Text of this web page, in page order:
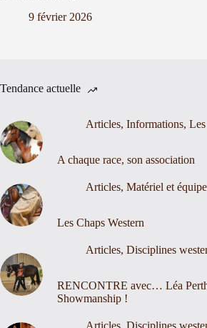
9 février 2026
Tendance actuelle
Articles, Informations,
A chaque race, son association
Articles, Matériel et
Les Chaps Western
Articles, Disciplines
RENCONTRE avec… Léa
Showmanship !
Articles Disciplines